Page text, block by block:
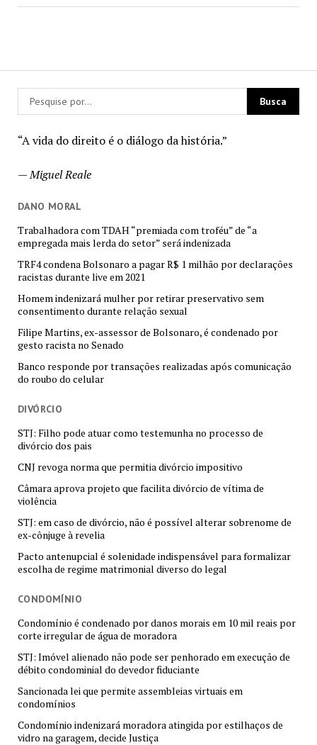
“A vida do direito é o diálogo da história.”
—Miguel Reale
DANO MORAL
Trabalhadora com TDAH “premiada com troféu” de “a
empregada mais lerda do setor” será indenizada
TRF4 condena Bolsonaro a pagar R$ 1 milhão por declarações
racistas durante live em 2021
Homem indenizará mulher por retirar preservativo sem
consentimento durante relação sexual
Filipe Martins, ex-assessor de Bolsonaro, é condenado por
gesto racista no Senado
Banco responde por transações realizadas após comunicação
do roubo do celular
DIVÓRCIO
STJ: Filho pode atuar como testemunha no processo de
divórcio dos pais
CNJ revoga norma que permitia divórcio impositivo
Câmara aprova projeto que facilita divórcio de vítima de
violência
STJ: em caso de divórcio, não é possível alterar sobrenome de
ex-cônjuge à revelia
Pacto antenupcial é solenidade indispensável para formalizar
escolha de regime matrimonial diverso do legal
CONDOMÍNIO
Condomínio é condenado por danos morais em 10 mil reais por
corte irregular de água de moradora
STJ: Imóvel alienado não pode ser penhorado em execução de
débito condominial do devedor fiduciante
Sancionada lei que permite assembleias virtuais em
condomínios
Condomínio indenizará moradora atingida por estilhaços de
vidro na garagem, decide Justiça